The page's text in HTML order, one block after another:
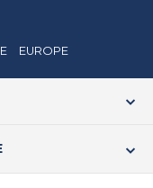
EUROPE